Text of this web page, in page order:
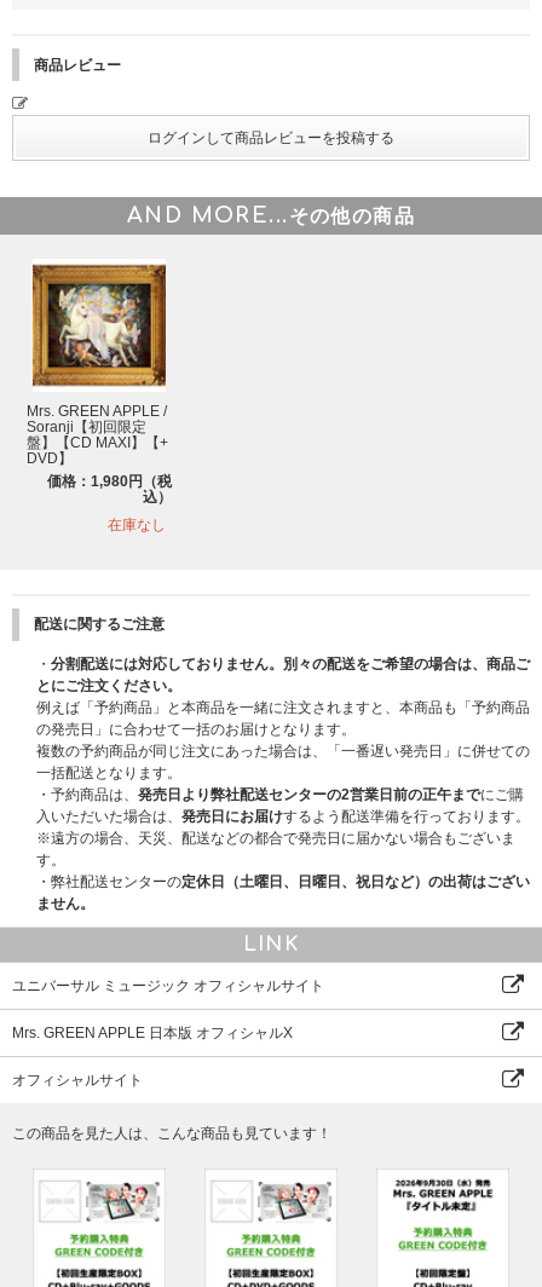
商品レビュー
AND MORE... その他の商品
Mrs. GREEN APPLE /
Soranji【初回限定
盤】【CD MAXI】【+
DVD】
価格：1,980円（税
込）
在庫なし
配送に関するご注意
・ 分割配送には対応しておりません。別々の配送をご希望の場合は、商品ご
とにご注文ください。
例えば「予約商品」と本商品を一緒に注文されますと、本商品も「予約商品
の発売日」に合わせて一括のお届けとなります。
複数の予約商品が同じ注文にあった場合は、「一番遅い発売日」に併せての
一括配送となります。
・予約商品は、 発売日より弊社配送センターの2営業日前の正午までにご購
入いただいた場合は、 発売日にお届けするよう配送準備を行っております。
※遠方の場合、天災、配送などの都合で発売日に届かない場合もございま
す。
・弊社配送センターの定休日（土曜日、日曜日、祝日など）の出荷はござい
ません。
LINK
ユニバーサル ミュージック オフィシャルサイト
Mrs. GREEN APPLE 日本版 オフィシャルX
オフィシャルサイト
この商品を見た人は、こんな商品も見ています！